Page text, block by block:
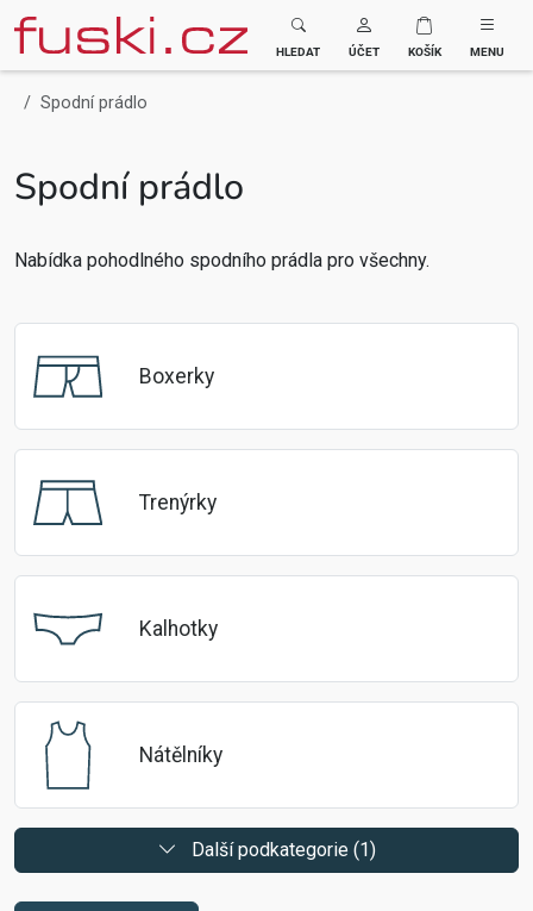
Fuski BOMA
HLEDAT ÚČET KOŠÍK MENU
Spodní prádlo
Spodní prádlo
Nabídka pohodlného spodního prádla pro všechny.
Boxerky
Trenýrky
Kalhotky
Nátělníky
Další podkategorie (1)